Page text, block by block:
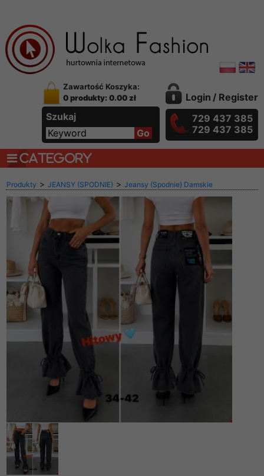
Zawartość Koszyka:
0 produkty: 0.00 zł
Szukaj
Login / Register
729 437 385
729 437 385
CATEGORY
Produkty > JEANSY (SPODNIE) > Jeansy (Spodnie) Damskie